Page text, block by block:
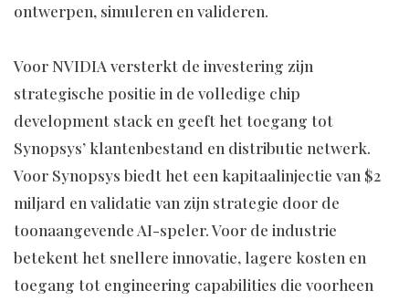
ontwerpen, simuleren en valideren.
Voor NVIDIA versterkt de investering zijn
strategische positie in de volledige chip
development stack en geeft het toegang tot
Synopsys’ klantenbestand en distributie netwerk.
Voor Synopsys biedt het een kapitaalinjectie van $2
miljard en validatie van zijn strategie door de
toonaangevende AI-speler. Voor de industrie
betekent het snellere innovatie, lagere kosten en
toegang tot engineering capabilities die voorheen